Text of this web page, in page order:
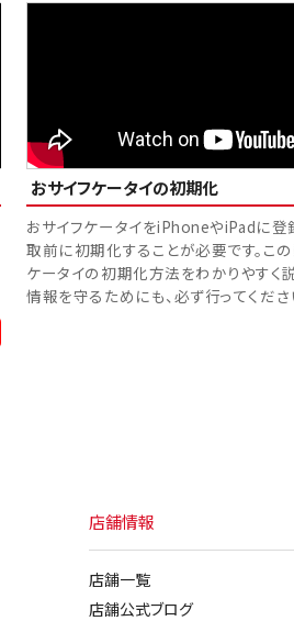
おサイフケータイの初期化
おサイフケータイをiPhoneやiPadに登
取前に初期化することが必要です。こ
ケータイの初期化方法をわかりやすく
情報を守るためにも、必ず行ってくださ
店舗情報
店舗一覧
店舗公式ブログ